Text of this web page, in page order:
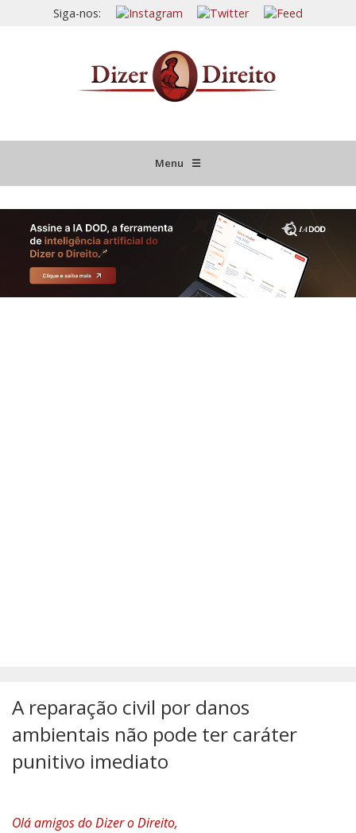
Siga-nos:
Menu ☰
JURISPRUDÊNCIA COMENTADA
INFORMATIVOS COMENTADOS
A reparação civil por danos
ambientais não pode ter caráter
punitivo imediato
Olá amigos do Dizer o Direito,